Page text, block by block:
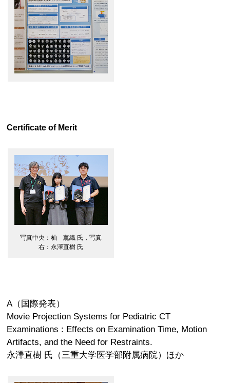
Certificate of Merit
写真中央：杣 薫織 氏，写真
右：永澤直樹 氏
A（国際発表）
Movie Projection Systems for Pediatric CT
Examinations : Effects on Examination Time, Motion
Artifacts, and the Need for Restraints.
永澤直樹 氏（三重大学医学部附属病院）ほか